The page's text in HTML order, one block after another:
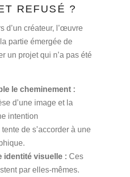
REFUSÉ ?
d’un créateur, l’œuvre
partie émergée de
un projet qui n’a pas été
le cheminement :
d’une image et la
intention
de s’accorder à une
identité visuelle : Ces
par elles-mêmes.